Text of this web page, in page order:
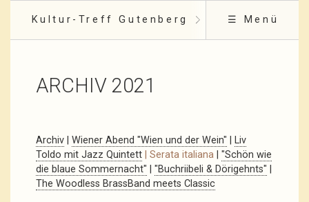
Kultur-Treff Gutenberg ☰ Menü
ARCHIV 2021
Archiv| Wiener Abend "Wien und der Wein"
Liv
Toldo mit Jazz Quintett
| Serata italiana| "Schön wie
die blaue Sommernacht"
"Buchriibeli & Dörigehnts"
The Woodless BrassBand meets Classic